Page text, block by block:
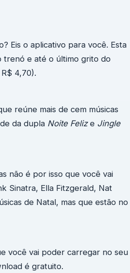
Eis o aplicativo para você. Esta
trenó e até o último grito do
4,70).
reúne mais de cem músicas
da dupla Noite Felize Jingle
não é por isso que você vai
Sinatra, Ella Fitzgerald, Nat
de Natal, mas que estão no
você vai poder carregar no seu
é gratuito.